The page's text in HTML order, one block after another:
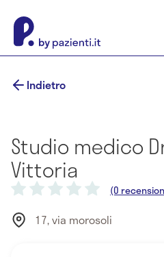
Indietro
Studio medico
Vittoria
(0
17, via morosoli